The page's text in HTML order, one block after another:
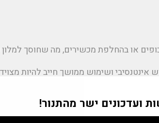
או בהחלפת מכשירים, מה שחוסך למלון
ושימוש ממושך חייב להיות מצויד
תקינה גם בעומסים גבוהים ויפעל ללא
ועדכונים ישר מהתנור!